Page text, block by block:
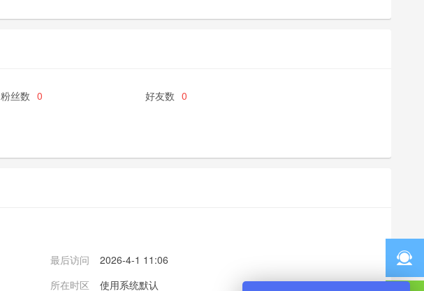
粉丝数 0 好友数 0
最后访问
2026-4-1 11:06
所在时区 使用系统默认